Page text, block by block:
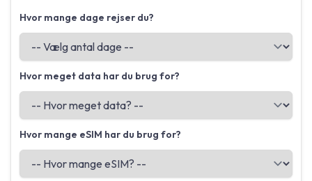
Hvor mange dage rejser du?
Hvor meget data har du brug for?
Hvor mange eSIM har du brug for?